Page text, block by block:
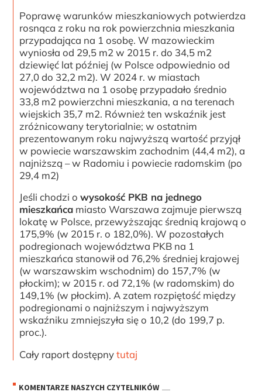
Poprawę warunków mieszkaniowych potwierdza
rosnąca z roku na rok powierzchnia mieszkania
przypadająca na 1 osobę. W mazowieckim
wyniosła od 29,5 m2 w 2015 r. do 34,5 m2
dziewięć lat później (w Polsce odpowiednio od
27,0 do 32,2 m2). W 2024 r. w miastach
województwa na 1 osobę przypadało średnio
33,8 m2 powierzchni mieszkania, a na terenach
wiejskich 35,7 m2. Również ten wskaźnik jest
zróżnicowany terytorialnie; w ostatnim
prezentowanym roku najwyższą wartość przyjął
w powiecie warszawskim zachodnim (44,4 m2), a
najniższą – w Radomiu i powiecie radomskim (po
29,4 m2)
Jeśli chodzi owysokość PKB na jednego
mieszkańca miasto Warszawa zajmuje pierwszą
lokatę w Polsce, przewyższając średnią krajową o
175,9% (w 2015 r. o 182,0%). W pozostałych
podregionach województwa PKB na 1
mieszkańca stanowił od 76,2% średniej krajowej
(w warszawskim wschodnim) do 157,7% (w
płockim); w 2015 r. od 72,1% (w radomskim) do
149,1% (w płockim). A zatem rozpiętość między
podregionami o najniższym i najwyższym
wskaźniku zmniejszyła się o 10,2 (do 199,7 p.
proc.).
Cały raport dostępnytutaj
KOMENTARZE NASZYCH CZYTELNIKÓW